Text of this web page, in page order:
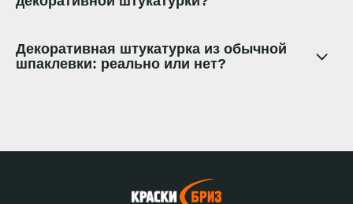
Декоративная штукатурка из обычной
шпаклевки: реально или нет?